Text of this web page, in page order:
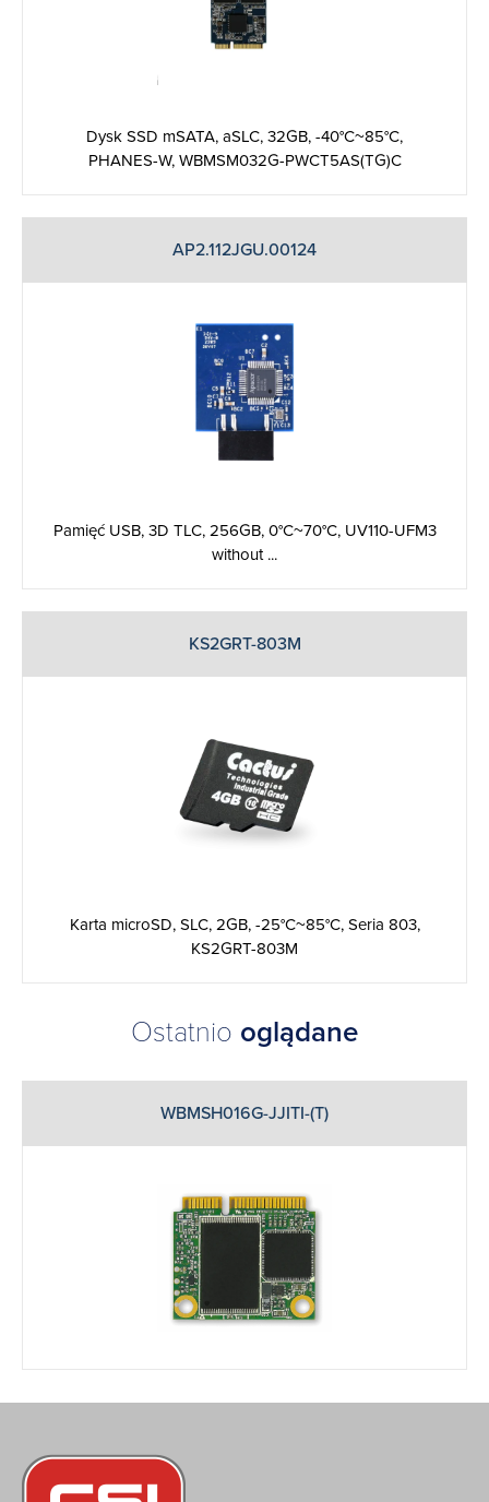
Dysk SSD mSATA, aSLC, 32GB, -40°C~85°C,
PHANES-W, WBMSM032G-PWCT5AS(TG)C
AP2.112JGU.00124
Pamięć USB, 3D TLC, 256GB, 0°C~70°C, UV110-UFM3
without ...
KS2GRT-803M
Karta microSD, SLC, 2GB, -25°C~85°C, Seria 803,
KS2GRT-803M
Ostatnio oglądane
WBMSH016G-JJITI-(T)